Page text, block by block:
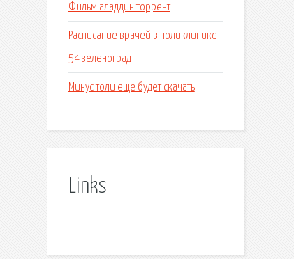
Фильм аладдин торрент
Расписание врачей в поликлинике
54 зеленоград
Минус толи еще будет скачать
Links